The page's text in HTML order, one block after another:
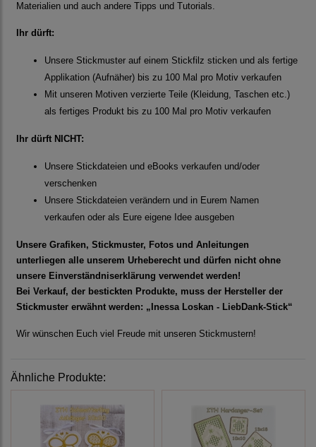
Materialien und auch andere Tipps und Tutorials.
Ihr dürft:
Unsere Stickmuster auf einem Stickfilz sticken und als fertige
Applikation (Aufnäher) bis zu 100 Mal pro Motiv verkaufen
Mit unseren Motiven verzierte Teile (Kleidung, Taschen etc.)
als fertiges Produkt bis zu 100 Mal pro Motiv verkaufen
Ihr dürft NICHT:
Unsere Stickdateien und eBooks verkaufen und/oder
verschenken
Unsere Stickdateien verändern und in Eurem Namen
verkaufen oder als Eure eigene Idee ausgeben
Unsere Grafiken, Stickmuster, Fotos und Anleitungen
unterliegen alle unserem Urheberecht und dürfen nicht ohne
unsere Einverständniserklärung verwendet werden!
Bei Verkauf, der bestickten Produkte, muss der Hersteller der
Stickmuster erwähnt werden: „Inessa Loskan - LiebDank-Stick“
Wir wünschen Euch viel Freude mit unseren Stickmustern!
Ähnliche Produkte: